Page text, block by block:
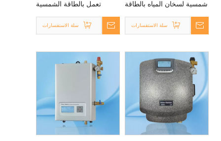
شمسية لسخان المياه بالطاقة
سلة الاستفسارات
تعمل بالطاقة الشمسية
سلة الاستفسارات